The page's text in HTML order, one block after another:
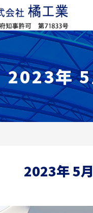
2023年
2023年 5月